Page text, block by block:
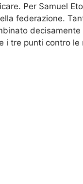
Per Samuel
federazione.
i tre punti contro le